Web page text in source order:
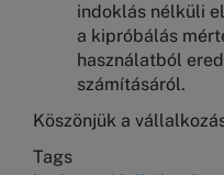
indoklás nélküli
a kipróbálás
használatból
számításáról.
Köszönjük a
Tags